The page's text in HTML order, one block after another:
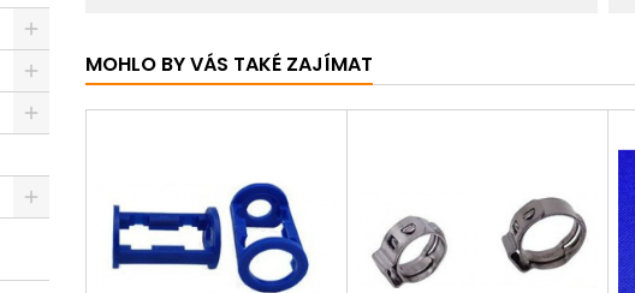
MOHLO BY VÁS TAKÉ ZAJÍMAT